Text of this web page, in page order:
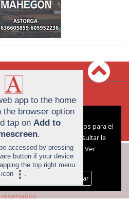
ENCUESTAS
PUBLICIDAD
FOTOS DE LOS LECTORES
de uso
el Uso de cookies:
nuestras y de terceros para el
del digital. Puedes consultar la
y como desconectarlas.
Ver
de Privacidad y Cookies
Cookies
Personalizar
app to the home
the browser option
tap on Add to
.
accessed by pressing
button if your device
the top right menu
icon
.